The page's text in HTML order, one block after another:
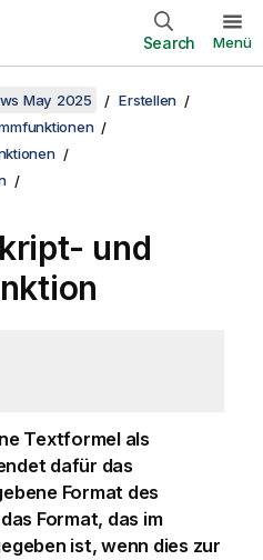
Search Menü
May 2025
Erstellen
und
Textformel als
dafür das
Format des
Format, das im
ist, wenn dies zur